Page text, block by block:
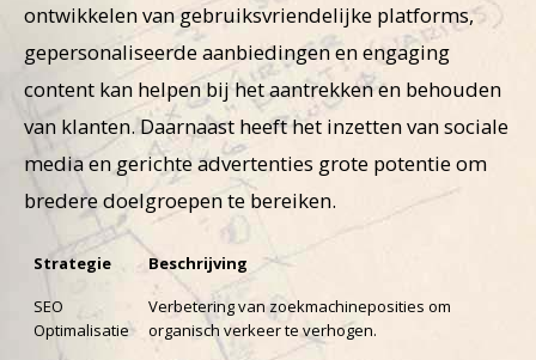
ontwikkelen van gebruiksvriendelijke platforms,
gepersonaliseerde aanbiedingen en engaging
content kan helpen bij het aantrekken en behouden
van klanten. Daarnaast heeft het inzetten van sociale
media en gerichte advertenties grote potentie om
bredere doelgroepen te bereiken.
Strategie
Beschrijving
SEO
Optimalisatie
Verbetering van zoekmachineposities om
organisch verkeer te verhogen.